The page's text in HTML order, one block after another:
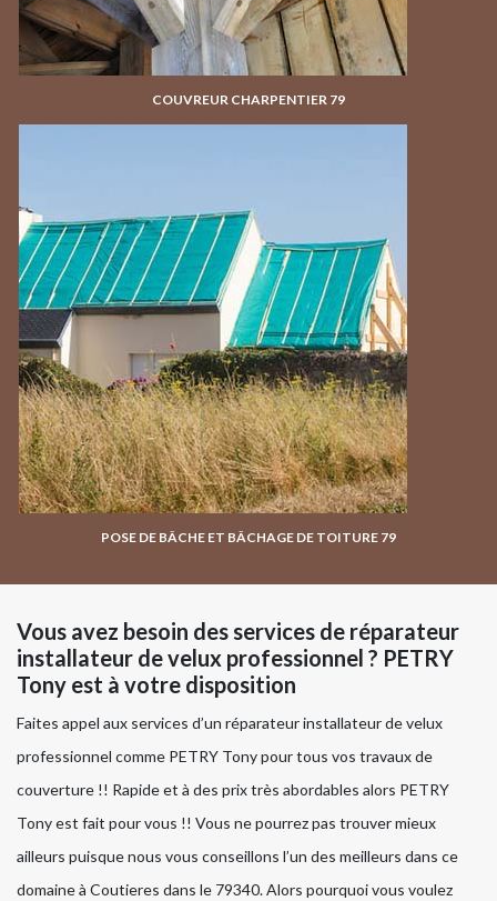
COUVREUR CHARPENTIER 79
POSE DE BÂCHE ET BÂCHAGE DE TOITURE 79
Vous avez besoin des services de réparateur
installateur de velux professionnel ? PETRY
Tony est à votre disposition
Faites appel aux services d’un réparateur installateur de velux
professionnel comme PETRY Tony pour tous vos travaux de
couverture !! Rapide et à des prix très abordables alors PETRY
Tony est fait pour vous !! Vous ne pourrez pas trouver mieux
ailleurs puisque nous vous conseillons l’un des meilleurs dans ce
domaine à Coutieres dans le 79340. Alors pourquoi vous voulez